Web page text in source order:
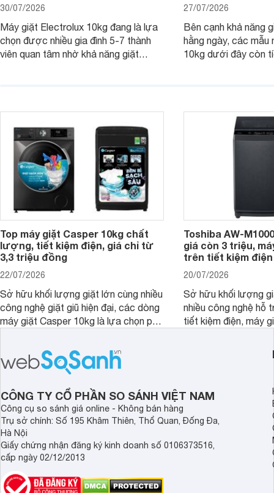
30/07/2026
Máy giặt Electrolux 10kg đang là lựa
chọn được nhiều gia đình 5-7 thành
viên quan tâm nhờ khả năng giặt
27/07/2026
Bên cạnh khả năng
hằng ngày, các mẫu
10kg dưới đây còn
Top máy giặt Casper 10kg chất
lượng, tiết kiệm điện, giá chỉ từ
3,3 triệu đồng
22/07/2026
Sở hữu khối lượng giặt lớn cùng nhiều
công nghệ giặt giũ hiện đại, các dòng
máy giặt Casper 10kg là lựa chọn phù
Toshiba AW-
giá còn 3 triệu,
trên tiết kiệm
20/07/2026
Sở hữu khối lượng
nhiều công nghệ hỗ
tiết kiệm điện, máy
nhắc cho các gia
bán hiện đã giảm
CÔNG TY CỔ PHẦN SO SÁNH VIỆT NAM
Công cụ so sánh giá online - Không bán hàng
Trụ sở chính: Số 195 Khâm Thiên, Thổ Quan, Đống Đa,
Hà Nội
Giấy chứng nhận đăng ký kinh doanh số 0106373516,
cấp ngày 02/12/2013